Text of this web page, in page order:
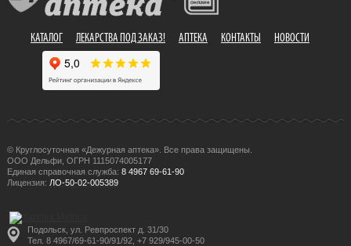
КАТАЛОГ ЛЕКАРСТВА ПОД ЗАКАЗ! АПТЕКА КОНТАКТЫ НОВОСТИ
© Круглосуточная «Дежурная аптека». Все права защищены.
ООО Дельфи, ОГРН 1115074005177
Единая справочная служба: 8 4967 69-61-90
Лицензия: ЛО-50-02-005389
Подольск, ул. Ревпроспект д. 31/30
Тел. 8 4967/69-61-90/91/92, +7 929/945-00-50